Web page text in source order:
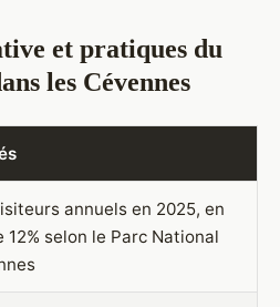
et pratiques du
les Cévennes
annuels en 2025, en
12% selon le Parc National